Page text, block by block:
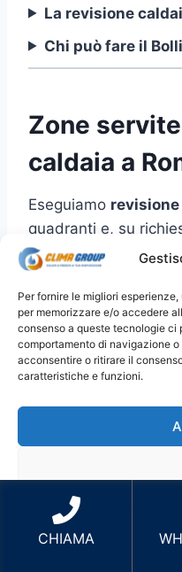
Per fornire le migliori
per memorizzare e/o accedere
consenso a queste tecnologie ci
comportamento di navigazione
acconsentire o ritirare il
caratteristiche e funzioni.
Cookie
La revisione
Chi può fare il
Zone
caldaia a
Eseguiamo revisione
quadranti e, su
Per prenotare più
zona/quartiere
Roma Centro:
Trastevere,
limitrofe.
Flaminio,
limitrofe.
:
Tuscolana,
Vergata e zone
Roma Sud
:
CHIAMA